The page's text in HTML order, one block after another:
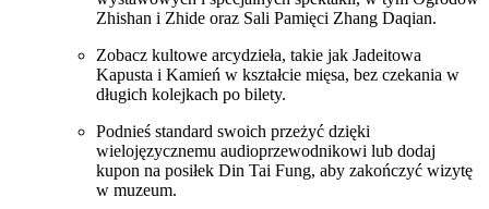
Zhishan i Zhide oraz Sali Pamięci Zhang Daqian.
Zobacz kultowe arcydzieła, takie jak Jadeitowa
Kapusta i Kamień w kształcie mięsa, bez czekania w
długich kolejkach po bilety.
Podnieś standard swoich przeżyć dzięki
wielojęzycznemu audioprzewodnikowi lub dodaj
kupon na posiłek Din Tai Fung, aby zakończyć wizytę
w muzeum.